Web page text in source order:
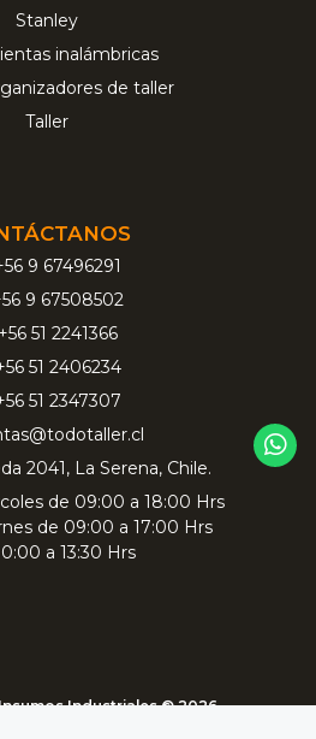
Stanley
inalámbricas
de taller
Taller
9 67496291
9 67508502
+56 51 2241366
51 2406234
51 2347307
2041, La Serena, Chile.
de 09:00 a 18:00 Hrs
de 09:00 a 17:00 Hrs
a 13:30 Hrs
Industriales © 2026